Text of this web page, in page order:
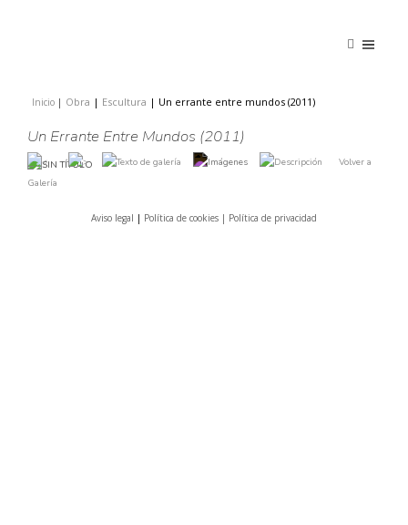
Inicio | Obra | Escultura | Un errante entre mundos (2011)
Un Errante Entre Mundos (2011)
Volver a
Galería
Aviso legal | Política de cookies | Política de privacidad